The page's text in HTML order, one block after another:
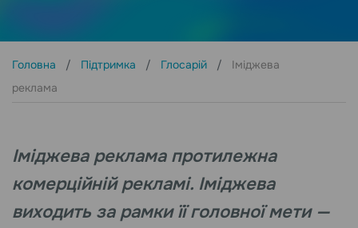
Головна Підтримка Глосарій
Іміджева
реклама
Іміджева реклама протилежна
комерційній рекламі. Іміджева
виходить за рамки її головної мети —